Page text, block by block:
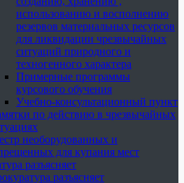
использованию и восполнению
резервов материальных ресурсов
для ликвидации чрезвычайных
ситуаций природного и
техногенного характера
Примерные программы
курсового обучения
Учебно-консультационный пункт
по действию в чрезвычайных
необорудованных и
для купания мест
разъясняет
разъясняет